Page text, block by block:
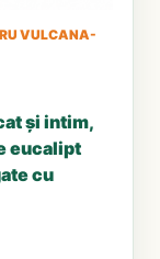
VULCANA-
și intim,
eucalipt
cu